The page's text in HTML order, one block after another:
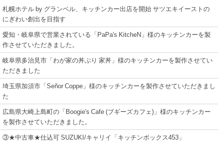
札幌ホテル by グランベル、キッチンカー出店を開始 サツエキイーストの
にぎわい創出を目指す
愛知・岐阜県で営業されている「PaPa's KitcheN」様のキッチンカーを製
作させていただきました。
岐阜県多治見市「わが家の丼ぶり 家丼」様のキッチンカーを製作させてい
ただきました
埼玉県加須市「Señor Coppe」様のキッチンカーを製作させていただきまし
た
広島県大崎上島町の「Boogie's Cafe (ブギーズカフェ)」様のキッチンカー
を製作させていただきました。
③★中古車★仕込可 SUZUKI/キャリイ「キッチンボックス453」